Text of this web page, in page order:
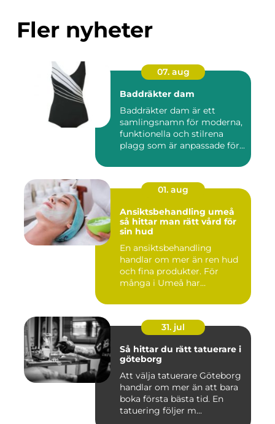
Fler nyheter
07. aug
Baddräkter dam
Baddräkter dam är ett
samlingsnamn för moderna,
funktionella och stilrena
plagg som är anpassade för...
01. aug
Ansiktsbehandling umeå
så hittar man rätt vård för
sin hud
En ansiktsbehandling
handlar om mer än ren hud
och fina produkter. För
många i Umeå har
31. jul
Så hittar du rätt tatuerare i
göteborg
Att välja tatuerare Göteborg
handlar om mer än att bara
boka första bästa tid. En
tatuering följer m...